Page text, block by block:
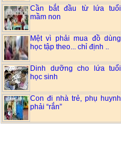
Cần bắt đầu từ lứa tuổi
mầm non
Mệt vì phải mua đồ dùng
học tập theo... chỉ định ..
Dinh dưỡng cho lứa tuổi
học sinh
Con đi nhà trẻ, phụ huynh
phải “rắn”